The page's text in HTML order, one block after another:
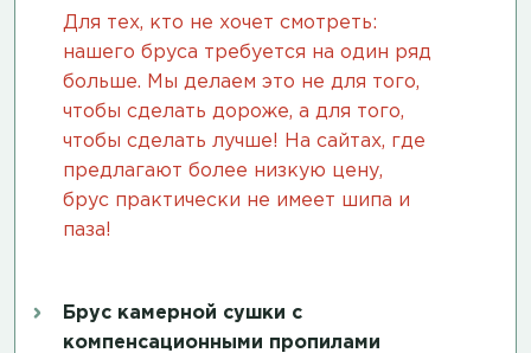
Для тех, кто не хочет смотреть:
нашего бруса требуется на один ряд
больше. Мы делаем это не для того,
чтобы сделать дороже, а для того,
чтобы сделать лучше! На сайтах, где
предлагают более низкую цену,
брус практически не имеет шипа и
паза!
Брус камерной сушки с
компенсационными пропилами